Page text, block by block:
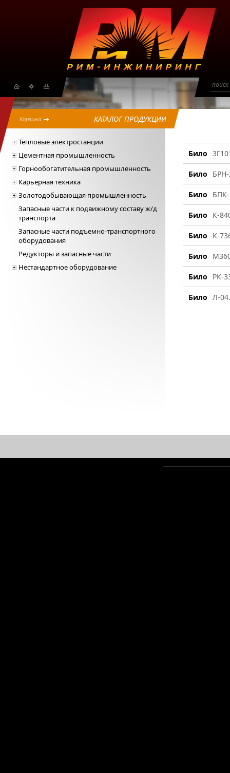
КАТАЛОГ ПРОДУКЦИИ
Корзина
Тепловые электростанции
Цементная промышленность
Горнообогатительная промышленность
Карьерная техника
Золотодобывающая промышленность
Запасные части к подвижному составу ж/д
транспорта
Запасные части подъемно-транспортного
оборудования
Редукторы и запасные части
Нестандартное оборудование
Било
Било
Било
Било К-
Било К-
Било
Било РК-
Било Л-